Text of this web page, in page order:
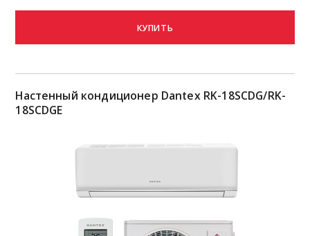
КУПИТЬ
Настенный кондиционер Dantex RK-18SCDG/RK-
18SCDGE